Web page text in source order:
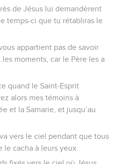
de Jésus lui demandèrent
temps-ci que tu rétabliras le
appartient pas de savoir
moments, car le Père les a
quand le Saint-Esprit
alors mes témoins à
et la Samarie, et jusqu’au
vers le ciel pendant que tous
cacha à leurs yeux.